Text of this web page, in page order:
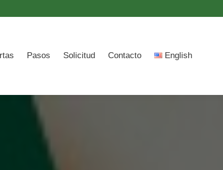
Pasos Solicitud Contacto English